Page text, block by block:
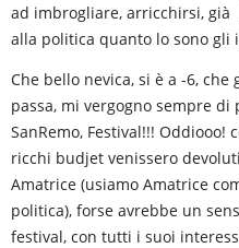
ad imbrogliare, arricchirsi, già
alla politica quanto lo sono gli
Che bello nevica, si è a -6,
passa, mi vergogno sempre
SanRemo, Festival!!! Oddiooo!
ricchi budjet venissero
Amatrice (usiamo Amatrice
politica), forse avrebbe un
festival, con tutti i suoi